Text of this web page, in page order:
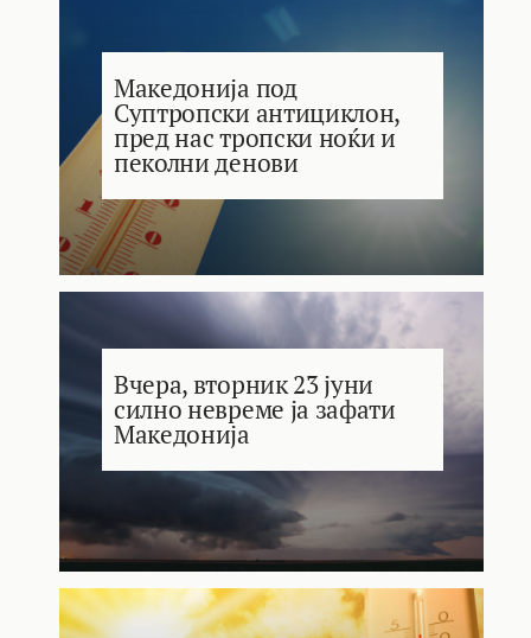
Македонија под
Суптропски антициклон,
пред нас тропски ноќи и
пеколни денови
Вчера, вторник 23 јуни
силно невреме ја зафати
Македонија